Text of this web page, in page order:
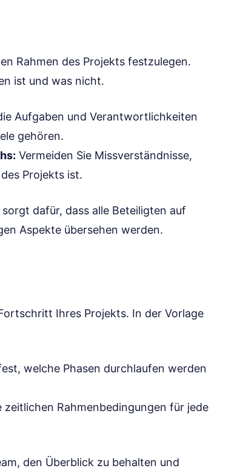
Rahmen des Projekts festzulegen.
ist und was nicht.
Aufgaben und Verantwortlichkeiten
gehören.
Vermeiden Sie Missverständnisse,
Projekts ist.
dafür, dass alle Beteiligten auf
Aspekte übersehen werden.
Ihres Projekts. In der Vorlage
welche Phasen durchlaufen werden
zeitlichen Rahmenbedingungen für jede
den Überblick zu behalten und